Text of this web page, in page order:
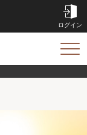
します。
プライバシ
ログイン